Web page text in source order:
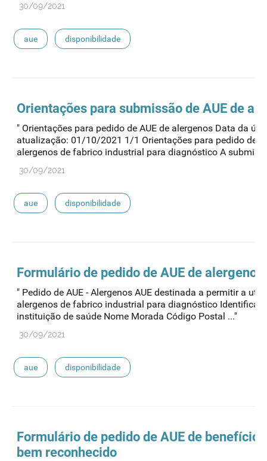
30/09/2021
aue disponibilidade
Orientações para submissão de AUE de
" Orientações para pedido de AUE de alergenos Data da
atualização: 01/10/2021 1/1 Orientações para pedido de
alergenos de fabrico industrial para diagnóstico A
30/09/2021
aue disponibilidade
Formulário de pedido de AUE de alergenos
" Pedido de AUE - Alergenos AUE destinada a permitir a
alergenos de fabrico industrial para diagnóstico
instituição de saúde Nome Morada Código Postal ..."
30/09/2021
aue disponibilidade
Formulário de pedido de AUE de benefício
bem reconhecido